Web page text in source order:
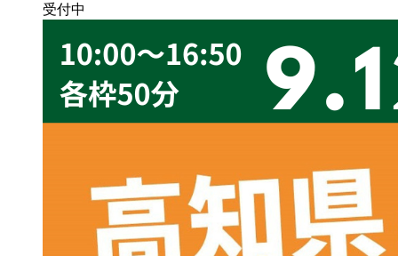
受付中